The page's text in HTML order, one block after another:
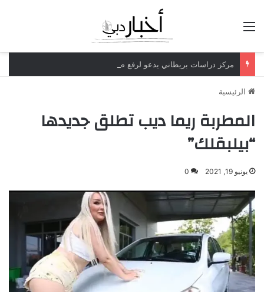
مركز دراسات بريطاني يدعو لرفع ضريبة الدخل إلى 52%
الرئيسية
المطربة ريما ديب تطلق جديدها
“بيلبقلك”
يونيو 19, 2021 0